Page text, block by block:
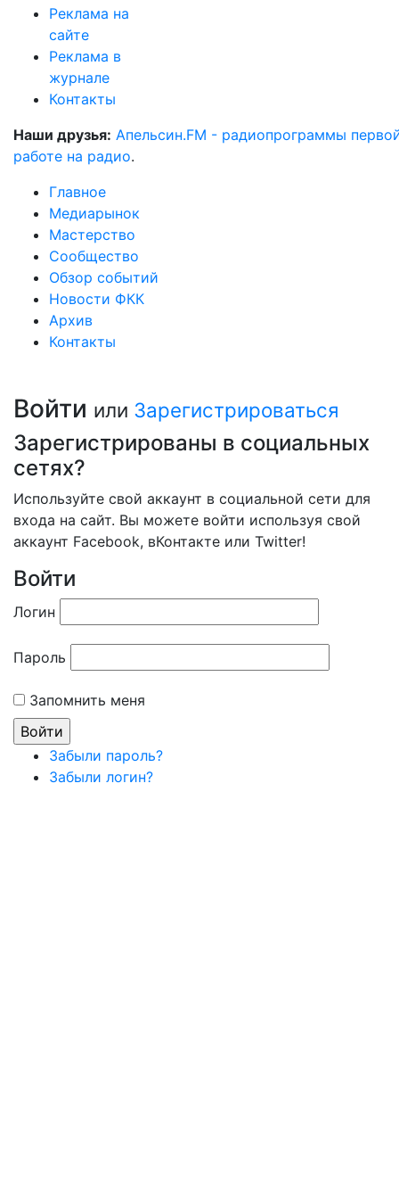
Реклама на
сайте
Реклама в
журнале
Контакты
Наши друзья: Апельсин.FM - радиопрограммы
работе на радио.
Главное
Медиарынок
Мастерство
Сообщество
Обзор событий
Новости ФКК
Архив
Контакты
Войти или Зарегистрироваться
Зарегистрированы в социальных
сетях?
Используйте свой аккаунт в социальной сети для
входа на сайт. Вы можете войти используя свой
аккаунт Facebook, вКонтакте или Twitter!
Войти
Логин
Пароль
Запомнить меня
Забыли пароль?
Забыли логин?